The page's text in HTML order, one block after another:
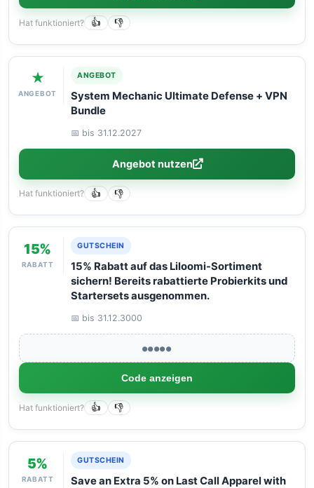
Hat funktioniert? 👍 👎
★
ANGEBOT
ANGEBOT
System Mechanic Ultimate Defense + VPN
Bundle
📅 bis 31.12.2027
Angebot nutzen
Hat funktioniert? 👍 👎
15%
RABATT
GUTSCHEIN
15% Rabatt auf das Liloomi-Sortiment
sichern! Bereits rabattierte Probierkits und
Startersets ausgenommen.
📅 bis 31.12.3000
●●●●●
Code anzeigen
Hat funktioniert? 👍 👎
5%
RABATT
GUTSCHEIN
Save an Extra 5% on Last Call Apparel with